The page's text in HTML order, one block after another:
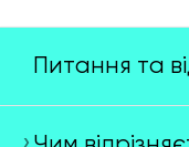
Питання та